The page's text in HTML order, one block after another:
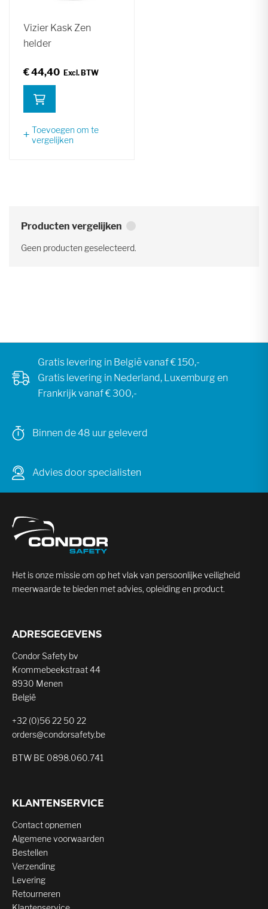
Vizier Kask Zen
helder
€ 44,40
Toevoegen om te
vergelijken
Producten vergelijken
Geen producten geselecteerd.
Gratis levering in België vanaf € 150,-
Gratis levering in Nederland, Luxemburg en
Frankrijk vanaf € 300,-
Binnen de 48 uur geleverd
Advies door specialisten
Het is onze missie om op het vlak van persoonlijke veiligheid
meerwaarde te bieden met advies, opleiding en product.
ADRESGEGEVENS
Condor Safety bv
Krommebeekstraat 44
8930 Menen
België
+32 (0)56 22 50 22
orders@condorsafety.be
BTW BE 0898.060.741
KLANTENSERVICE
Contact opnemen
Algemene voorwaarden
Bestellen
Verzending
Levering
Retourneren